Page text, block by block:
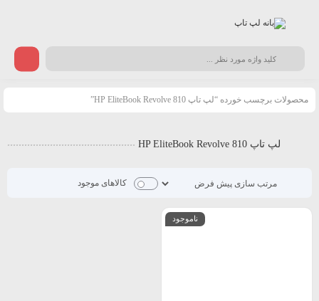
محصولات برچسب خورده “لپ تاپ HP EliteBook Revolve 810”
لپ تاپ HP EliteBook Revolve 810
کالاهای موجود
ناموجود